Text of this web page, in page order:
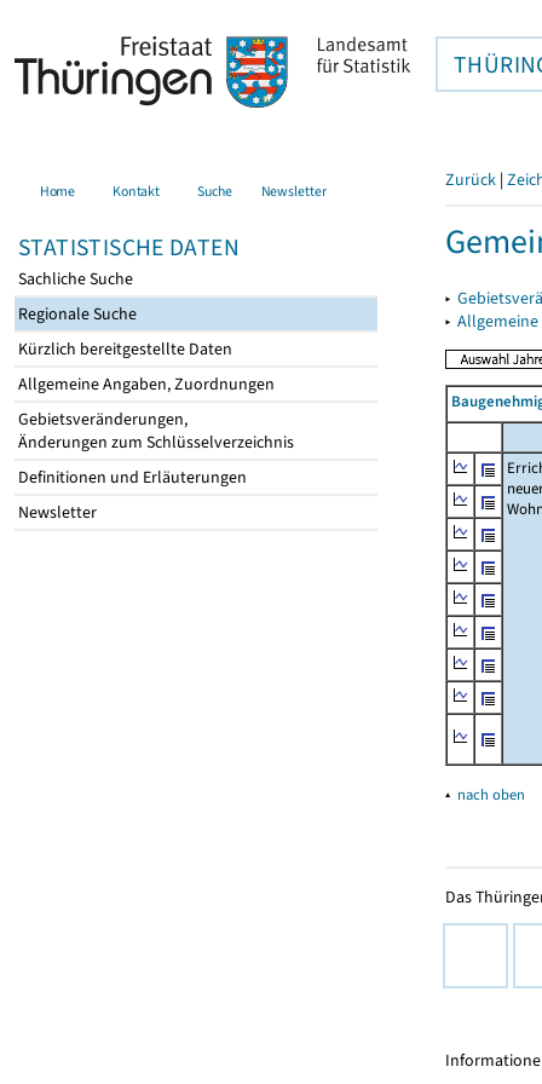
Home Kontakt Suche Newsletter
STATISTISCHE DATEN
Sachliche Suche
Regionale Suche
Kürzlich bereitgestellte Daten
Allgemeine Angaben, Zuordnungen
Gebietsveränderungen,
Änderungen zum Schlüsselverzeichnis
Definitionen und Erläuterungen
Newsletter
Zurück |
▸
▸
▴ nach oben
Das